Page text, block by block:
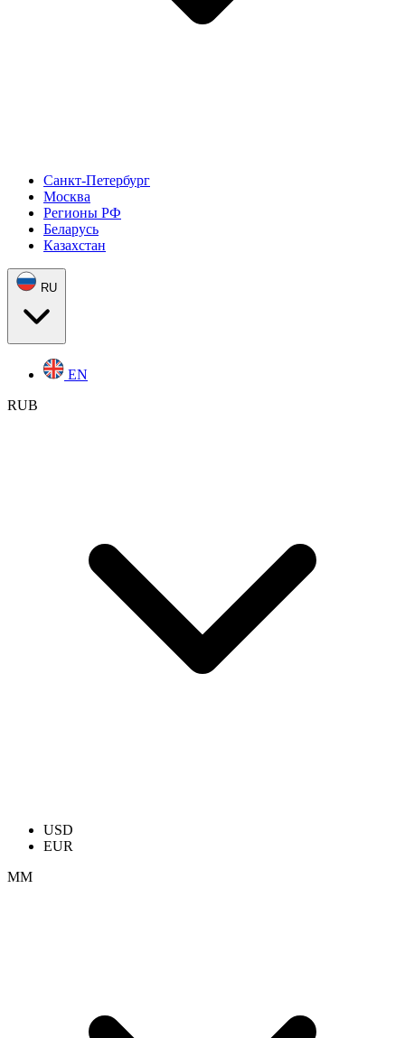
Санкт-Петербург
Москва
Регионы РФ
Беларусь
Казахстан
RU
EN
RUB
USD
EUR
ММ